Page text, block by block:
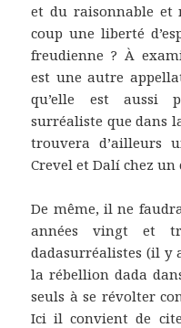
et du raisonnable et
coup une liberté
freudienne ? À
est une autre
qu’elle est aussi
surréaliste que dans
trouvera d’ailleurs
Crevel et Dalí chez un
De même, il ne
années vingt et
dadasurréalistes (il y
la rébellion dada
seuls à se révolter
Ici il convient de